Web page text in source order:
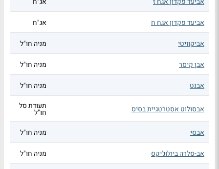
אביעד פקדון אגח ח אג"ח
אביקוויטי מניה חו"ל
אבן קיסר מניה חו"ל
אבנט מניה חו"ל
אבסולוט אסטרטגיית בסיס תעודת סל
חו"ל
אבסי
מניה חו"ל
אב-סלרה ביולוג'יקס מניה חו"ל